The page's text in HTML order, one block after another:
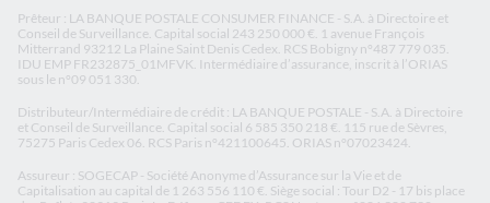
Prêteur : LA BANQUE POSTALE CONSUMER FINANCE - S.A. à Directoire et
Conseil de Surveillance. Capital social 243 250 000 €. 1 avenue François
Mitterrand 93212 La Plaine Saint Denis Cedex. RCS Bobigny n°487 779 035.
IDU EMP FR232875_01MFVK. Intermédiaire d’assurance, inscrit à l’ORIAS
sous le n°09 051 330.
Distributeur/Intermédiaire de crédit : LA BANQUE POSTALE - S.A. à Directoire
et Conseil de Surveillance. Capital social 6 585 350 218 €. 115 rue de Sèvres,
75275 Paris Cedex 06. RCS Paris n°421100645. ORIAS n°07023424.
Assureur : SOGECAP - Société Anonyme d’Assurance sur la Vie et de
Capitalisation au capital de 1 263 556 110 €. Siège social : Tour D2 - 17 bis place